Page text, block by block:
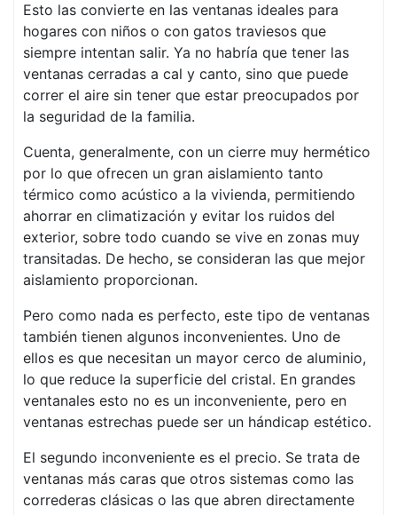
Esto las convierte en las ventanas ideales para
hogares con niños o con gatos traviesos que
siempre intentan salir. Ya no habría que tener las
ventanas cerradas a cal y canto, sino que puede
correr el aire sin tener que estar preocupados por
la seguridad de la familia.
Cuenta, generalmente, con un cierre muy hermético
por lo que ofrecen un gran aislamiento tanto
térmico como acústico a la vivienda, permitiendo
ahorrar en climatización y evitar los ruidos del
exterior, sobre todo cuando se vive en zonas muy
transitadas. De hecho, se consideran las que mejor
aislamiento proporcionan.
Pero como nada es perfecto, este tipo de ventanas
también tienen algunos inconvenientes. Uno de
ellos es que necesitan un mayor cerco de aluminio,
lo que reduce la superficie del cristal. En grandes
ventanales esto no es un inconveniente, pero en
ventanas estrechas puede ser un hándicap estético.
El segundo inconveniente es el precio. Se trata de
ventanas más caras que otros sistemas como las
correderas clásicas o las que abren directamente